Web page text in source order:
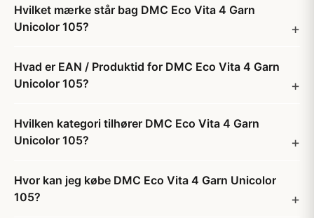
Hvilket mærke står bag DMC Eco Vita 4 Garn
Unicolor 105?
Hvad er EAN / Produktid for DMC Eco Vita 4 Garn
Unicolor 105?
Hvilken kategori tilhører DMC Eco Vita 4 Garn
Unicolor 105?
Hvor kan jeg købe DMC Eco Vita 4 Garn Unicolor
105?